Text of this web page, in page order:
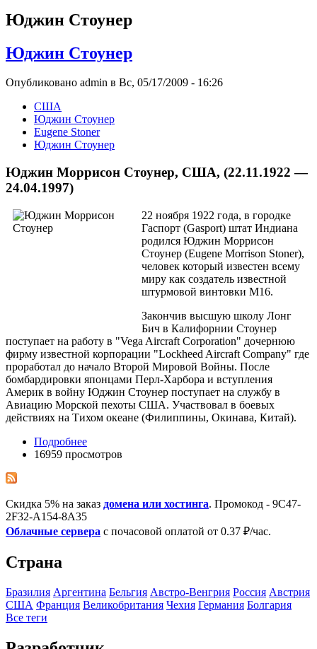
Юджин Стоунер
Юджин Стоунер
Опубликовано admin в Вс, 05/17/2009 - 16:26
США
Юджин Стоунер
Eugene Stoner
Юджин Стоунер
Юджин Моррисон Стоунер, США, (22.11.1922 —
24.04.1997)
22 ноября 1922 года, в городке
Гаспорт (Gasport) штат Индиана
родился Юджин Моррисон
Стоунер (Eugene Morrison Stoner),
человек который известен всему
миру как создатель известной
штурмовой винтовки М16.
Закончив высшую школу Лонг
Бич в Калифорнии Стоунер
поступает на работу в "Vega Aircraft Corporation" дочернюю
фирму известной корпорации "Lockheed Aircraft Company" где
проработал до начало Второй Мировой Войны. После
бомбардировки японцами Перл-Харбора и вступления
Америк в войну Юджин Стоунер поступает на службу в
Авиацию Морской пехоты США. Участвовал в боевых
действиях на Тихом океане (Филиппины, Окинава, Китай).
Подробнее
16959 просмотров
Скидка 5% на заказ домена или хостинга. Промокод - 9C47-
2F32-A154-8A35
Облачные сервера с почасовой оплатой от 0.37 ₽/час.
Страна
Бразилия Аргентина Бельгия Австро-Венгрия Росcия Австрия
США Франция Великобритания Чехия Германия Болгария
Все теги